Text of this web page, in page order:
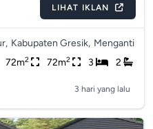
LIHAT IKLAN
Kabupaten Gresik, Menganti
72m2 72m2 3 2
3 hari yang lalu